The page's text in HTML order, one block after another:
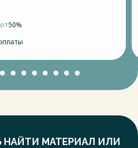
50%
НАЙТИ МАТЕРИАЛ ИЛИ